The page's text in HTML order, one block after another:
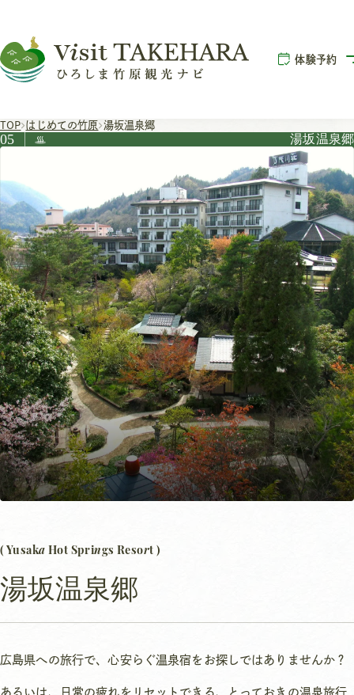
体験予約
TOP はじめての竹原 湯坂温泉郷
05 湯坂温泉郷
( Yusaka Hot Springs Resort )
湯坂温泉郷
広島県への旅行で、心安らぐ温泉宿をお探しではありませんか？
あるいは、日常の疲れをリセットできる、とっておきの温泉旅行